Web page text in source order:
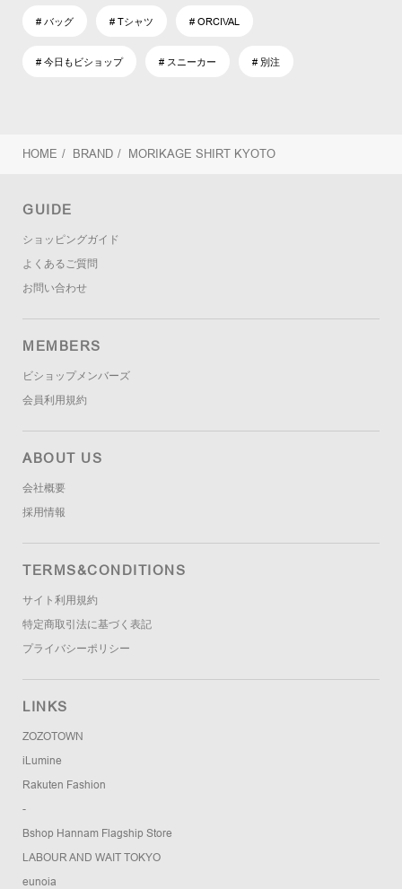
# バッグ # Tシャツ # ORCIVAL
# 今日もビショップ # スニーカー # 別注
HOME / BRAND / MORIKAGE SHIRT KYOTO
GUIDE
ショッピングガイド
よくあるご質問
お問い合わせ
MEMBERS
ビショップメンバーズ
会員利用規約
ABOUT US
会社概要
採用情報
TERMS&CONDITIONS
サイト利用規約
特定商取引法に基づく表記
プライバシーポリシー
LINKS
ZOZOTOWN
iLumine
Rakuten Fashion
-
Bshop Hannam Flagship Store
LABOUR AND WAIT TOKYO
eunoia